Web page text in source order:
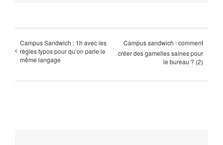
Campus Sandwich : 1h avec les
règles typos pour qu’on parle le
même langage
Campus sandwich : comment
créer des gamelles saines pour
le bureau ? (2)